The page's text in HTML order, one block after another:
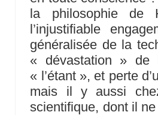
la philosophie de
l’injustifiable
généralisée de la
« dévastation » de
« l’étant », et perte
mais il y aussi
scientifique, dont il